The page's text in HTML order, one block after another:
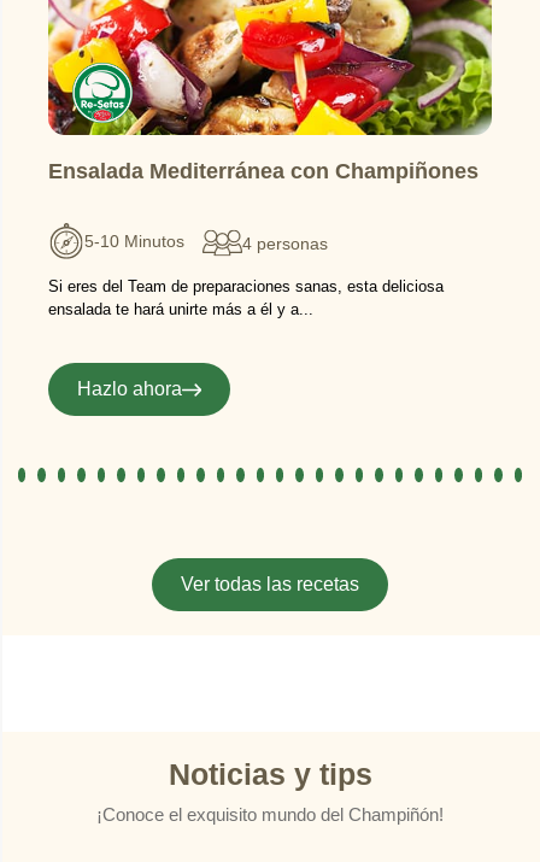
Ensalada Mediterránea con Champiñones
5-10 Minutos 4 personas
Si eres del Team de preparaciones sanas, esta deliciosa
ensalada te hará unirte más a él y a...
Hazlo ahora
Ver todas las recetas
Noticias y tips
¡Conoce el exquisito mundo del Champiñón!